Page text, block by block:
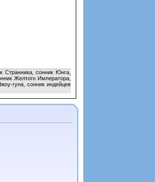
Странника, сонник Юнга,
Желтого Императора,
гуна, сонник индейцев